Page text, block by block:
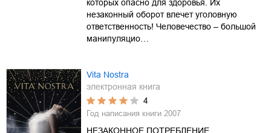
которых опасно для здоровья. Их
незаконный оборот влечет уголовную
ответственность! Человечество – большой
манипуляцио…
Vita Nostra
электронная книга
4
Год написания книги 2007
НЕЗАКОННОЕ ПОТРЕБЛЕНИЕ